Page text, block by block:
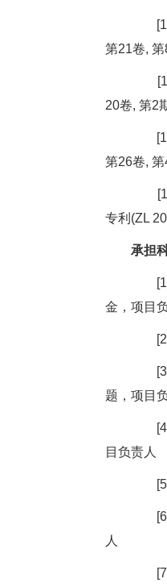
[12]
第21卷,
[13]
20卷, 第2
[14]
第26卷,
[15]
专利(ZL
承担
[1]
金，项目
[2]
[3]
题，项目
[4]
目负责人
[5]
[6]
人
[7]